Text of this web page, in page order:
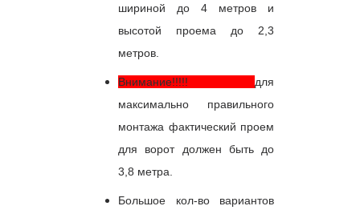
шириной до 4 метров и
высотой проема до 2,3
метров.
Внимание!!!!!
для
максимально правильного
монтажа фактический проем
для ворот должен быть до
3,8 метра.
Большое кол-во вариантов